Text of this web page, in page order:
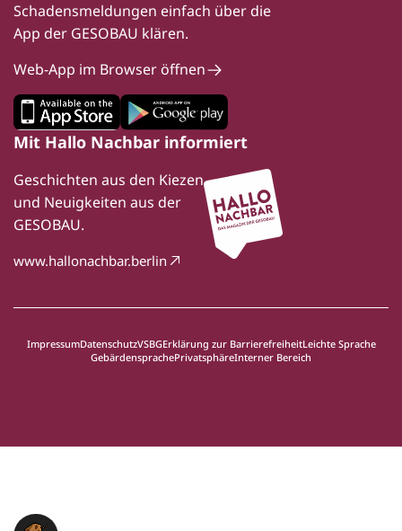
Schadensmeldungen einfach über die
App der GESOBAU klären.
Web-App im Browser öffnen
Mit Hallo Nachbar informiert
Geschichten aus den Kiezen
und Neuigkeiten aus der
GESOBAU.
www.hallonachbar.berlin
ImpressumDatenschutzVSBGErklärung zur BarrierefreiheitLeichte Sprache
GebärdensprachePrivatsphäreInterner Bereich